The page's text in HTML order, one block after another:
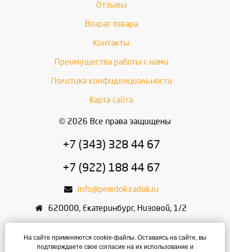
Отзывы
Возрат товара
Контакты
Преимущества работы с нами
Политика конфиденциальности
Карта сайта
© 2026 Все права защищены
+7 (343) 328 44 67
+7 (922) 188 44 67
info@peredok-zadok.ru
620000, Екатеринбург, Низовой, 1/2
ИНН: 666400495321
На сайте применяются cookie-файлы. Оставаясь на сайте, вы
подтверждаете свое согласие на их использование и